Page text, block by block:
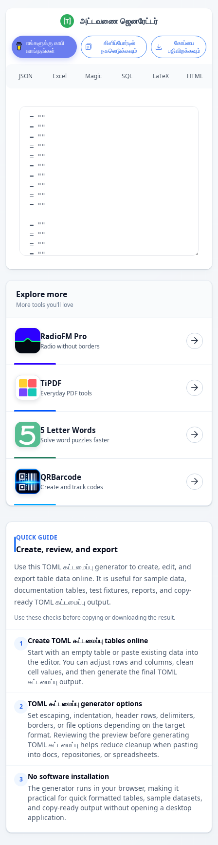
அட்டவணை ஜெனரேட்டர்
எங்களுக்கு காபி
வாங்குங்கள்
கிளிப்போர்டில்
நகலெடுக்கவும்
கோப்பை
பதிவிறக்கவும்
JSON Excel Magic SQL LaTeX HTML
Explore more
More tools you'll love
RadioFM Pro
Radio without borders
TiPDF
Everyday PDF tools
5 Letter Words
Solve word puzzles faster
QRBarcode
Create and track codes
QUICK GUIDE
Create, review, and export
Use this TOML கட்டமைப்பு generator to create, edit, and
export table data online. It is useful for sample data,
documentation tables, test fixtures, reports, and copy-
ready TOML கட்டமைப்பு output.
Use these checks before copying or downloading the result.
1
Create TOML கட்டமைப்பு tables online
Start with an empty table or paste existing data into
the editor. You can adjust rows and columns, clean
cell values, and then generate the final TOML
கட்டமைப்பு output.
2
TOML கட்டமைப்பு generator options
Set escaping, indentation, header rows, delimiters,
borders, or file options depending on the target
format. Reviewing the preview before generating
TOML கட்டமைப்பு helps reduce cleanup when pasting
into docs, repositories, or spreadsheets.
3
No software installation
The generator runs in your browser, making it
practical for quick formatted tables, sample datasets,
and copy-ready output without opening a desktop
application.